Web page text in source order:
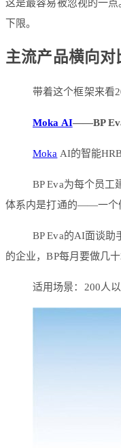
这是最容易被忽视的一
下限。
主流产品横向
带着这个框架来看
Moka AI——BP
Moka AI的智能
BP Eva为每个员工
体系内是打通的——一个
BP Eva的AI面谈助
的企业，BP每月要做几
适用场景：200人